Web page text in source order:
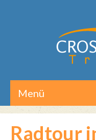
Menü
Radtour